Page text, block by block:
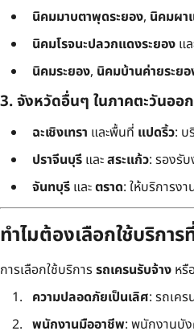
นิคมมาบตาพุดระยอง, นิคมผา
นิคมโรจนะปลวกแดงระยอง แ
นิคมระยอง, นิคมบ้านค่ายระย
3. จังหวัดอื่นๆ ในภาคตะวันออก
ฉะเชิงเทรา และพื้นที่ แปดริ้ว: บ
ปราจีนบุรี และสระแก้ว: รองรั
จันทบุรี และตราด: ให้บริการง
ทำไมต้องเลือกใช้บริกา
การเลือกใช้บริการรถเครนรับจ้าง หรื
ความปลอดภัยเป็นเลิศ: รถเค
พนักงานมืออาชีพ: พนักงานบั